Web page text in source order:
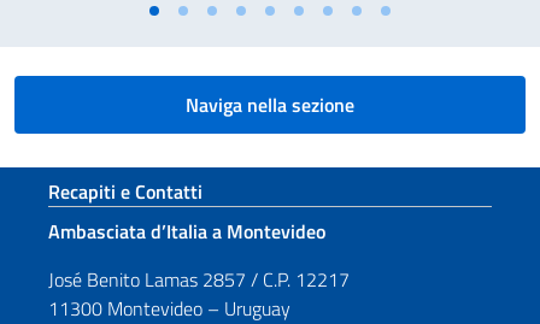
Naviga nella sezione
Sezione footer
Recapiti e Contatti
Ambasciata d’Italia a Montevideo
José Benito Lamas 2857 / C.P. 12217
11300 Montevideo – Uruguay